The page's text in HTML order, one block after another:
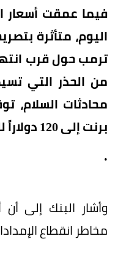
فيما عمقت أسعار
اليوم، متأثرة
ترمب حول قرب
من الحذر التي
محادثات السلام،
برنت إلى 120 دولاراً للبرميل في الأجل القريب
.
وأشار البنك إلى
مخاطر انقطاع